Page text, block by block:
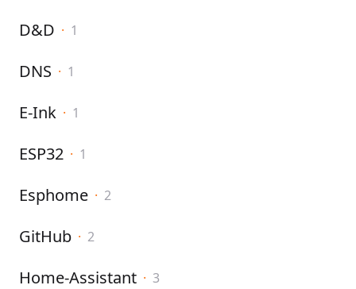
D&D · 1
DNS · 1
E-Ink · 1
ESP32 · 1
Esphome · 2
GitHub · 2
Home-Assistant · 3